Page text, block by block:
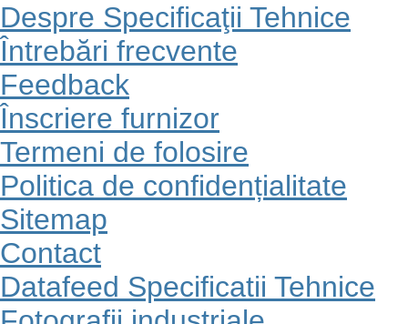
Despre Specificaţii Tehnice
Întrebări frecvente
Feedback
Înscriere furnizor
Termeni de folosire
Politica de confidențialitate
Sitemap
Contact
Datafeed Specificatii Tehnice